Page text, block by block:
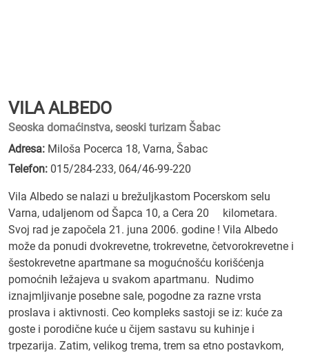
VILA ALBEDO
Seoska domaćinstva, seoski turizam Šabac
Adresa: Miloša Pocerca 18, Varna, Šabac
Telefon: 015/284-233, 064/46-99-220
Vila Albedo se nalazi u brežuljkastom Pocerskom selu
Varna, udaljenom od Šapca 10, a Cera 20 kilometara.
Svoj rad je započela 21. juna 2006. godine ! Vila Albedo
može da ponudi dvokrevetne, trokrevetne, četvorokrevetne i
šestokrevetne apartmane sa mogućnošću korišćenja
pomoćnih ležajeva u svakom apartmanu. Nudimo
iznajmljivanje posebne sale, pogodne za razne vrsta
proslava i aktivnosti. Ceo kompleks sastoji se iz: kuće za
goste i porodične kuće u čijem sastavu su kuhinje i
trpezarija. Zatim, velikog trema, trem sa etno postavkom,